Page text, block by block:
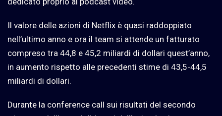
Il valore delle azioni di Netflix è quasi raddoppiato
nell’ultimo anno e ora il team si attende un fatturato
compreso tra 44,8 e 45,2 miliardi di dollari quest’anno,
in aumento rispetto alle precedenti stime di 43,5-44,5
miliardi di dollari.
Durante la conference call sui risultati del secondo